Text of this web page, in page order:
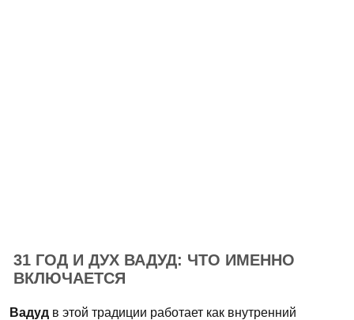
31 ГОД И ДУХ ВАДУД: ЧТО ИМЕННО
ВКЛЮЧАЕТСЯ
Вадуд в этой традиции работает как внутренний